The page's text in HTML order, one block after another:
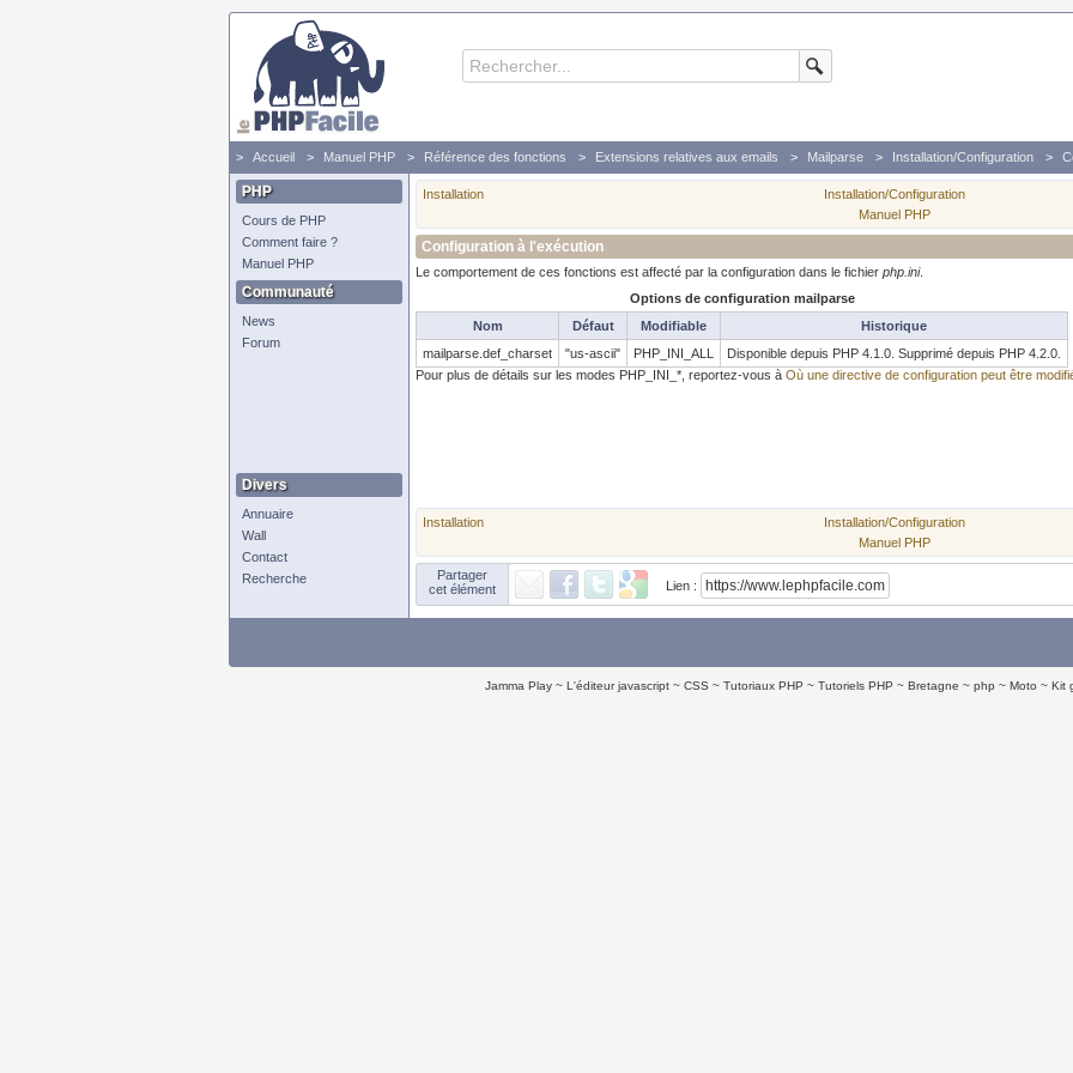
Accueil Manuel PHP Référence des fonctions Extensions relatives aux emails Mailparse Installation/Configuration
PHP
Cours de PHP
Comment faire ?
Manuel PHP
Communauté
News
Forum
Divers
Annuaire
Wall
Contact
Recherche
Installation Installation/Configuration
Manuel PHP
Configuration à l'exécution
Le comportement de ces fonctions est affecté par la configuration dans le fichier php.ini.
Options de configuration mailparse
Nom
Défaut Modifiable
Historique
mailparse.def_charset
"us-ascii" PHP_INI_ALL
Disponible depuis PHP 4.1.0. Supprimé depuis PHP 4.2.0.
Pour plus de détails sur les modes PHP_INI_*, reportez-vous à Où une directive de configuration peut être
Installation Installation/Configuration
Manuel PHP
Partager
cet élément
Lien :
Jamma Play L'éditeur javascript CSS Tutoriaux PHP Tutoriels PHP Bretagne php Moto Kit